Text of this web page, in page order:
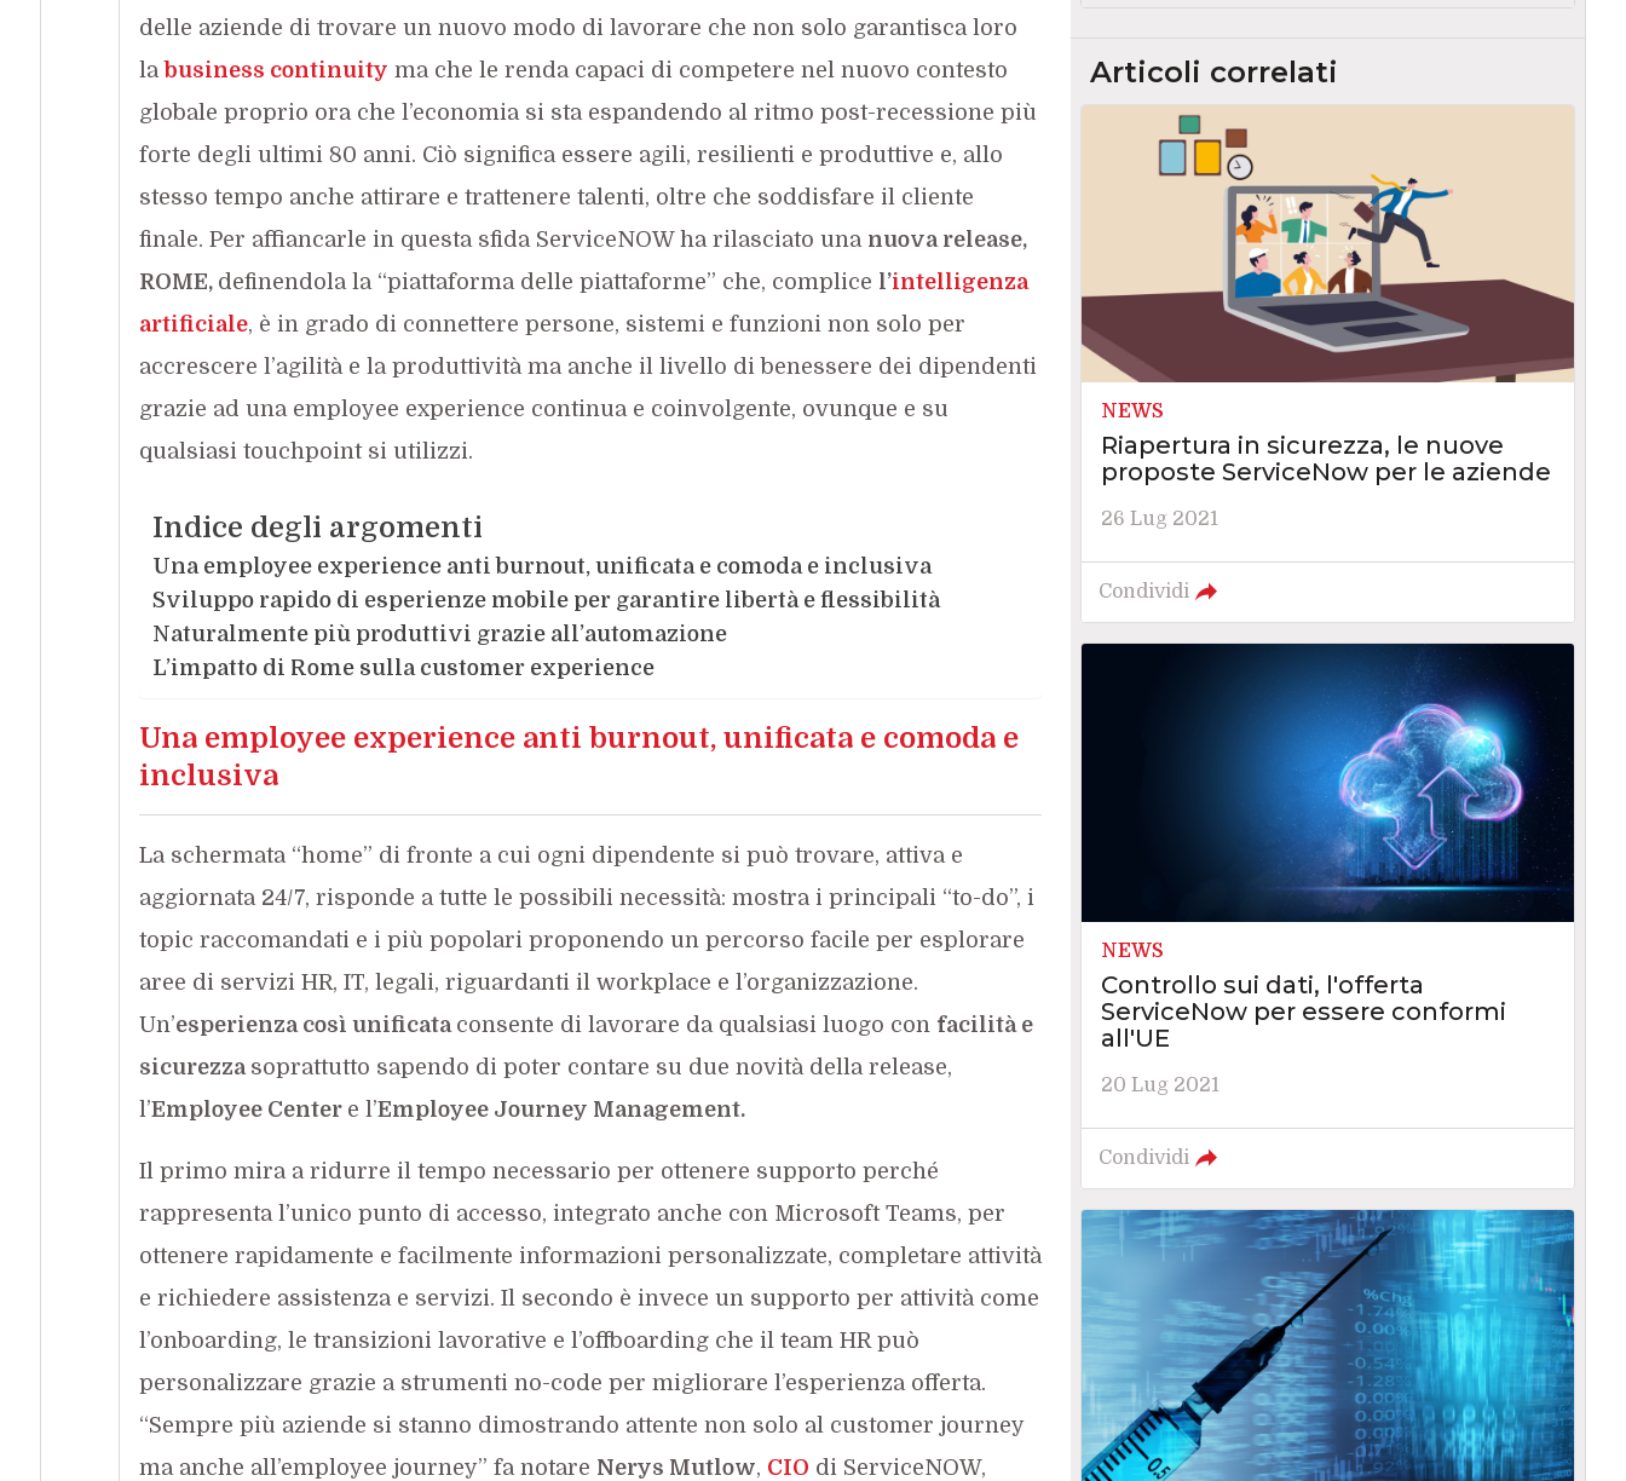
delle aziende di trovare un nuovo modo di lavorare che non solo garantisca loro
labusiness continuity ma che le renda capaci di competere nel nuovo contesto
globale proprio ora che l’economia si sta espandendo al ritmo post-recessione più
forte degli ultimi 80 anni. Ciò significa essere agili, resilienti e produttive e, allo
stesso tempo anche attirare e trattenere talenti, oltre che soddisfare il cliente
finale. Per affiancarle in questa sfida ServiceNOW ha rilasciato una nuova release,
ROME, definendola la “piattaforma delle piattaforme” che, complice l’intelligenza
artificiale, è in grado di connettere persone, sistemi e funzioni non solo per
accrescere l’agilità e la produttività ma anche il livello di benessere dei dipendenti
grazie ad una employee experience continua e coinvolgente, ovunque e su
qualsiasi touchpoint si utilizzi.
Indice degli argomenti
Una employee experience anti burnout, unificata e comoda e inclusiva
Sviluppo rapido di esperienze mobile per garantire libertà e flessibilità
Naturalmente più produttivi grazie all’automazione
L’impatto di Rome sulla customer experience
Una employee experience anti burnout, unificata e comoda e
inclusiva
La schermata “home” di fronte a cui ogni dipendente si può trovare, attiva e
aggiornata 24/7, risponde a tutte le possibili necessità: mostra i principali “to-do”, i
topic raccomandati e i più popolari proponendo un percorso facile per esplorare
aree di servizi HR, IT, legali, riguardanti il workplace e l’organizzazione.
Un’esperienza così unificata consente di lavorare da qualsiasi luogo con facilità e
sicurezza soprattutto sapendo di poter contare su due novità della release,
l’Employee Center e l’Employee Journey Management.
Il primo mira a ridurre il tempo necessario per ottenere supporto perché
rappresenta l’unico punto di accesso, integrato anche con Microsoft Teams, per
ottenere rapidamente e facilmente informazioni personalizzate, completare attività
e richiedere assistenza e servizi. Il secondo è invece un supporto per attività come
l’onboarding, le transizioni lavorative e l’offboarding che il team HR può
personalizzare grazie a strumenti no-code per migliorare l’esperienza offerta.
“Sempre più aziende si stanno dimostrando attente non solo al customer journey
ma anche all’employee journey” fa notare Nerys Mutlow, CIO di ServiceNOW,
Articoli correlati
NEWS
Riapertura in sicurezza, le nuove
proposte ServiceNow per le aziende
26 Lug 2021
Condividi
NEWS
Controllo sui dati, l'offerta
ServiceNow per essere conformi
all'UE
20 Lug 2021
Condividi